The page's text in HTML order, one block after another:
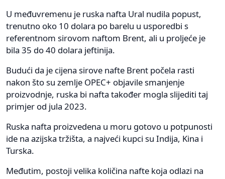
U međuvremenu je ruska nafta Ural nudila popust,
trenutno oko 10 dolara po barelu u usporedbi s
referentnom sirovom naftom Brent, ali u proljeće je
bila 35 do 40 dolara jeftinija.
Budući da je cijena sirove nafte Brent počela rasti
nakon što su zemlje OPEC+ objavile smanjenje
proizvodnje, ruska bi nafta također mogla slijediti taj
primjer od jula 2023.
Ruska nafta proizvedena u moru gotovo u potpunosti
ide na azijska tržišta, a najveći kupci su Indija, Kina i
Turska.
Međutim, postoji velika količina nafte koja odlazi na